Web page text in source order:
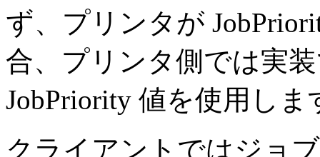
ず、プリンタが
合、プリンタ側では実
JobPriority 値を使用しま
クライアントではジョ